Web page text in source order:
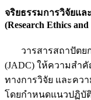
จริยธรรมการวิจัยแ
(Research Ethics
วารสารสถาปัตยก
(JADC) ให้ความสำ
ทางการวิจัย และคว
โดยกำหนดแนวปฏิบั